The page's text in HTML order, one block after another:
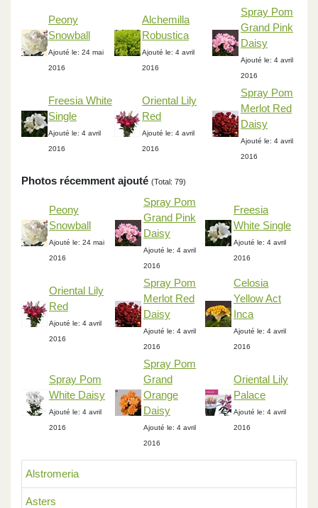
Alstromeria
Asters
Peony
Snowball
Ajouté le: 24 mai
2016
Alchemilla
Robustica
Ajouté le: 4 avril
2016
Spray Pom
Grand Pink
Daisy
Ajouté le: 4 avril
2016
Freesia White
Single
Ajouté le: 4 avril
2016
Oriental Lily
Red
Ajouté le: 4 avril
2016
Spray Pom
Merlot Red
Daisy
Ajouté le: 4 avril
2016
Photos récemment ajouté (Total: 79)
Peony
Snowball
Ajouté le: 24 mai
2016
Spray Pom
Grand Pink
Daisy
Ajouté le: 4 avril
2016
Freesia
White Single
Ajouté le: 4 avril
2016
Oriental Lily
Red
Ajouté le: 4 avril
2016
Spray Pom
Merlot Red
Daisy
Ajouté le: 4 avril
2016
Celosia
Yellow Act
Inca
Ajouté le: 4 avril
2016
Spray Pom
White Daisy
Ajouté le: 4 avril
2016
Spray Pom
Grand
Orange
Daisy
Ajouté le: 4 avril
2016
Oriental Lily
Palace
Ajouté le: 4 avril
2016